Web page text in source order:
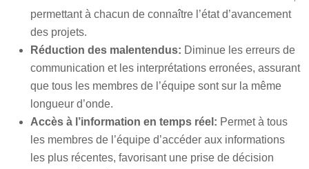
permettant à chacun de connaître l’état d’avancement
des projets.
Réduction des malentendus: Diminue les erreurs de
communication et les interprétations erronées, assurant
que tous les membres de l’équipe sont sur la même
longueur d’onde.
Accès à l’information en temps réel: Permet à tous
les membres de l’équipe d’accéder aux informations
les plus récentes, favorisant une prise de décision